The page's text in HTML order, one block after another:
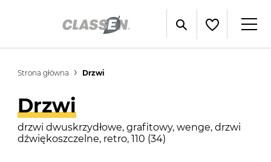
Strona główna Drzwi
Drzwi
drzwi dwuskrzydłowe, grafitowy, wenge, drzwi
dźwiękoszczelne, retro, 110 (34)